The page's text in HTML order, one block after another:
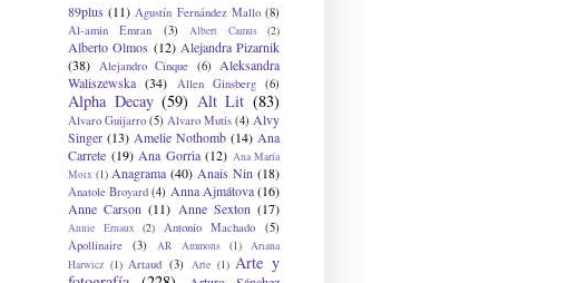
89plus (11) Agustín Fernández Mallo (8)
Al-amin Emran
(3) Albert Camus (2)
Alberto Olmos (12) Alejandra Pizarnik
(38)
Alejandro Cinque (6)
Aleksandra
Waliszewska (34) Allen Ginsberg (6)
Alpha Decay (59) Alt Lit (83)
Alvaro Guijarro (5) Alvaro Mutis (4) Alvy
Singer (13) Amelie Nothomb (14) Ana
Carrete (19) Ana Gorria (12) Ana María
Moix (1) Anagrama (40) Anais Nin (18)
Anatole Broyard (4) Anna Ajmátova (16)
Anne Carson (11) Anne Sexton (17)
Annie Ernaux (2) Antonio Machado
(5)
Apollinaire
(3) AR Ammons (1)
Ariana
Harwicz (1) Artaud (3) Arte (1) Arte y